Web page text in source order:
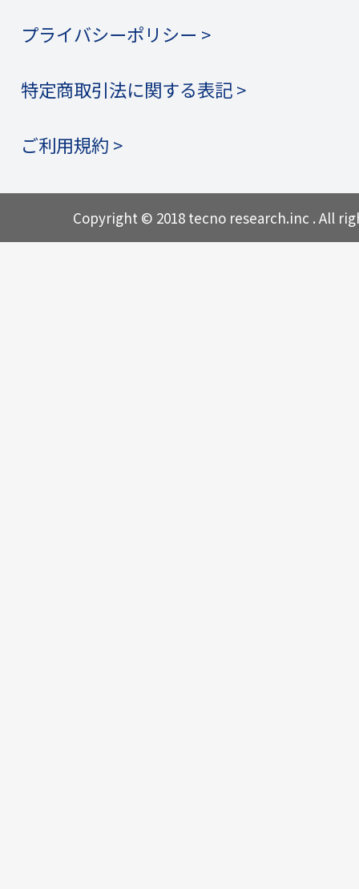
プライバシーポリシー >
特定商取引法に関する表記 >
ご利用規約 >
Copyright © 2018 tecno research.inc . All